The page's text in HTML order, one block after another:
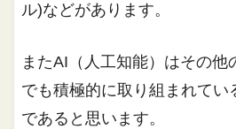
ル)などがあります。
またAI（人工知能）はその他
でも積極的に取り組まれてい
であると思います。